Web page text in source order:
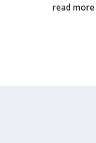
read more